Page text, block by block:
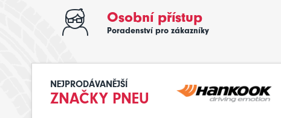
Osobní přístup
Poradenství pro zákazníky
NEJPRODÁVANĚJŠÍ
ZNAČKY PNEU